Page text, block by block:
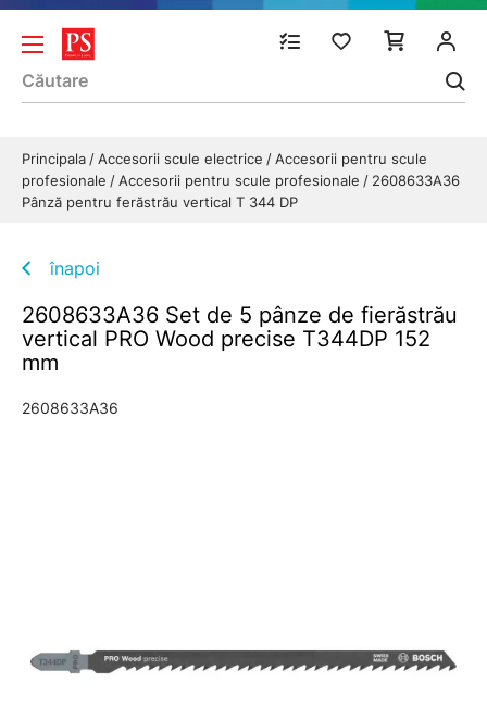
Principala Accesorii scule electrice
Accesorii pentru scule
profesionale
Accesorii pentru scule profesionale
2608633A36
Pânză pentru ferăstrău vertical T 344 DP
înapoi
2608633A36 Set de 5 pânze de fierăstrău
vertical PRO Wood precise T344DP 152
mm
2608633A36